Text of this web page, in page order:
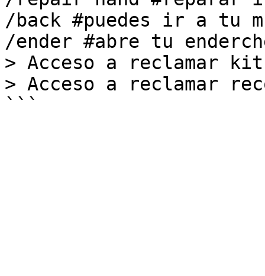
/back #puedes ir a tu
/ender #abre tu
> Acceso a reclamar
> Acceso a reclamar